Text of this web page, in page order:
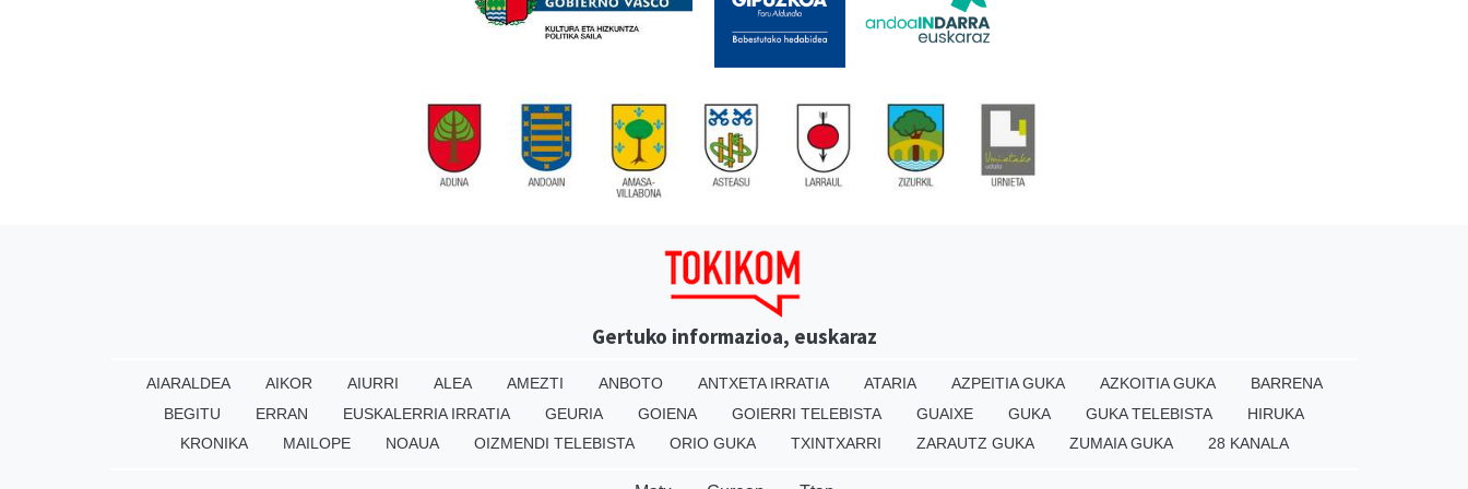
Gertuko informazioa, euskaraz
AIARALDEA AIKOR AIURRI ALEA AMEZTI ANBOTO ANTXETA IRRATIA ATARIA AZPEITIA GUKA AZKOITIA GUKA
BARRENA
BEGITU
ERRAN EUSKALERRIA IRRATIA GEURIA GOIENA GOIERRI TELEBISTA GUAIXE GUKA GUKA TELEBISTA
HIRUKA
KRONIKA
MAILOPE NOAUA OIZMENDI TELEBISTA ORIO GUKA TXINTXARRI ZARAUTZ GUKA ZUMAIA GUKA 28 KANALA